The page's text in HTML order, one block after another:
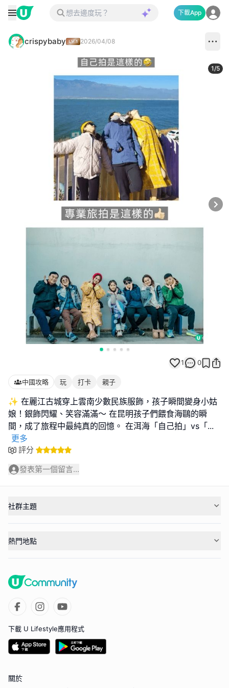
下載App
crispybaby 2026/04/08
1/5
1 0
中國攻略 玩 打卡 親子
✨ 在麗江古城穿上雲南少數民族服飾，孩子瞬間變身小姑
娘！銀飾閃耀、笑容滿滿～ 在昆明孩子們餵食海鷗的瞬
間，成了旅程中最純真的回憶。 在洱海「自己拍」vs「...
更多
評分
發表第一個留言...
社群主題
熱門地點
下載 U Lifestyle應用程式
關於